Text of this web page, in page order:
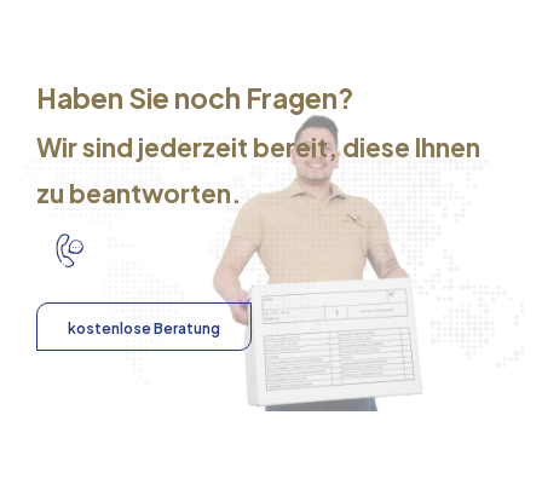
Haben Sie noch Fragen?
Wir sind jederzeit bereit, diese Ihnen
zu beantworten.
kostenlose Beratung